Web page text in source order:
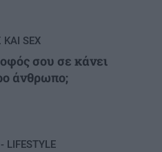
SEX
σου σε κάνει
άνθρωπο;
LIFESTYLE